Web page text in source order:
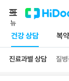
건강 상담 복
메
뉴
진료과별 상담 질